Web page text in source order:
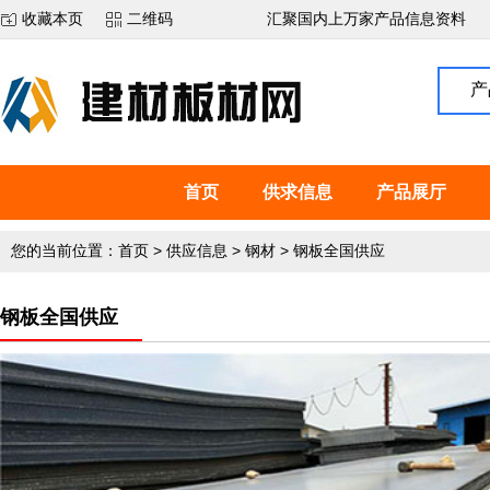
收藏本页 二维码 汇聚国内上万家产品信息资料
首页 供求信息 产品展厅
您的当前位置： 首页 > 供应信息 > 钢材 > 钢板全国供应
钢板全国供应